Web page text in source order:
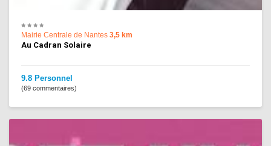
Mairie Centrale de Nantes 3,5 km
Au Cadran Solaire
9.8 Personnel
(69 commentaires)